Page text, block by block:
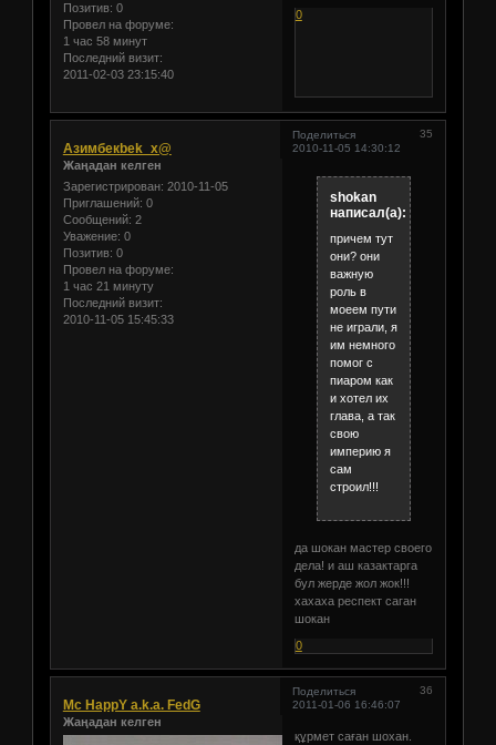
Позитив: 0
Провел на форуме:
1 час 58 минут
Последний визит:
2011-02-03 23:15:40
0
Поделиться
35
2010-11-05 14:30:12
Азимбекbek_x@
Жаңадан келген
Зарегистрирован: 2010-11-05
Приглашений: 0
Сообщений: 2
Уважение: 0
Позитив: 0
Провел на форуме:
1 час 21 минуту
Последний визит:
2010-11-05 15:45:33
shokan
написал(а):
причем тут
они? они
важную
роль в
моеем пути
не играли, я
им немного
помог с
пиаром как
и хотел их
глава, а так
свою
империю я
сам
строил!!!
да шокан мастер своего
дела! и аш казактарга
бул жерде жол жок!!!
хахаха респект саган
шокан
0
Поделиться
36
2011-01-06 16:46:07
Mc HappY a.k.a. FedG
Жаңадан келген
құрмет саған шохан.